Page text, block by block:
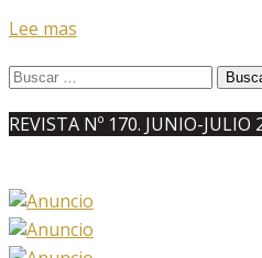
Lee mas
Buscar:
REVISTA Nº 170. JUNIO-JULIO